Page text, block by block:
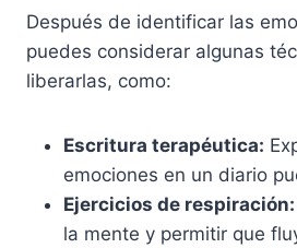
Después de identificar las
puedes considerar algunas
liberarlas, como:
Escritura terapéutica:
emociones en un diario
Ejercicios de respiración:
la mente y permitir que